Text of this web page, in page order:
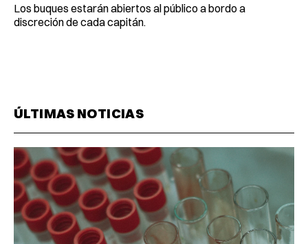
Los buques estarán abiertos al público a bordo a
discreción de cada capitán.
ÚLTIMAS NOTICIAS